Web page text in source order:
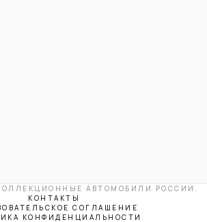
КОЛЛЕКЦИОННЫЕ АВТОМОБИЛИ РОССИИ.
КОНТАКТЫ
СОГЛАШЕНИЕ
КОНФИДЕНЦИАЛЬНОСТИ